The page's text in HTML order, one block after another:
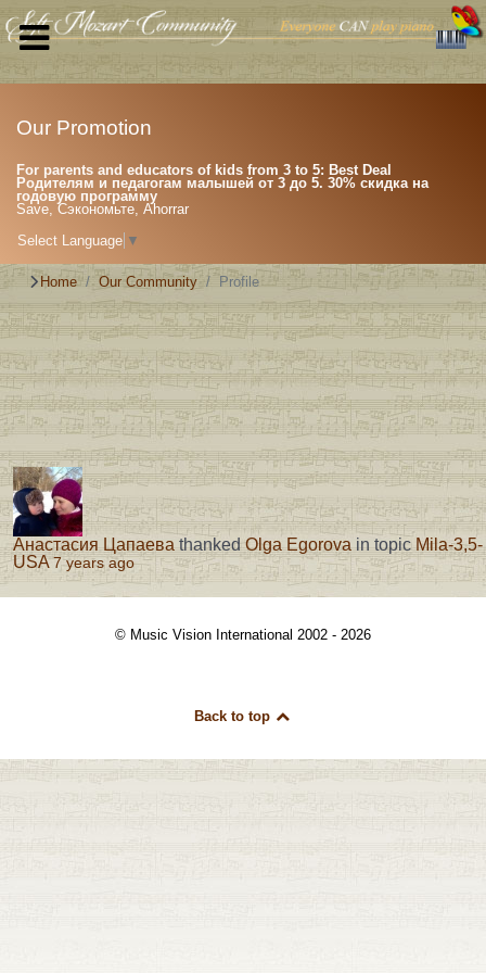
Our Promotion
For parents and educators of kids from 3 to 5: Best Deal
Родителям и педагогам малышей от 3 до 5. 30% скидка на
годовую программу
Save, Сэкономьте, Ahorrar
Select Language ▼
Home Our Community Profile
Анастасия Цапаева thankedOlga Egorova in topic Mila-3,5-
USA 7 years ago
© Music Vision International 2002 - 2026
Back to top